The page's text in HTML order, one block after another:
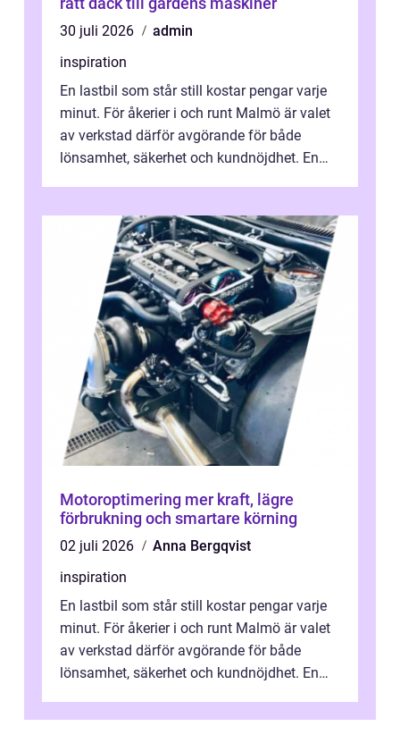
30 juli 2026
admin
inspiration
En lastbil som står still kostar pengar varje
minut. För åkerier i och runt Malmö är valet
av verkstad därför avgörande för både
lönsamhet, säkerhet och kundnöjdhet. En
Motoroptimering mer kraft, lägre
förbrukning och smartare körning
02 juli 2026
Anna Bergqvist
inspiration
En lastbil som står still kostar pengar varje
minut. För åkerier i och runt Malmö är valet
av verkstad därför avgörande för både
lönsamhet, säkerhet och kundnöjdhet. En